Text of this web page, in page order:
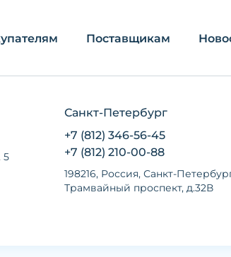
Поставщикам
5
Санкт-Петербург
+7 (812) 346-56-45
+7 (812) 210-00-88
198216, Россия, Санкт-
Трамвайный проспект, д.32В